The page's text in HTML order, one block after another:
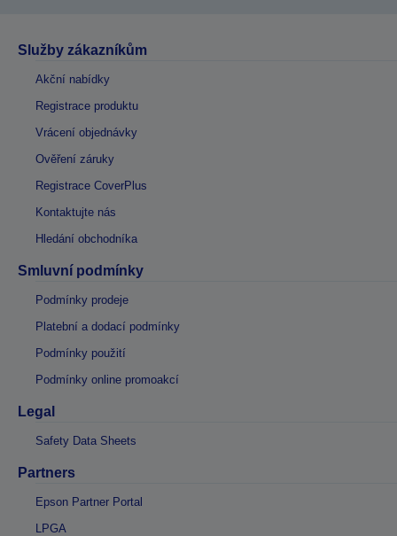
Služby zákazníkům
Akční nabídky
Registrace produktu
Vrácení objednávky
Ověření záruky
Registrace CoverPlus
Kontaktujte nás
Hledání obchodníka
Smluvní podmínky
Podmínky prodeje
Platební a dodací podmínky
Podmínky použití
Podmínky online promoakcí
Legal
Safety Data Sheets
Partners
Epson Partner Portal
LPGA